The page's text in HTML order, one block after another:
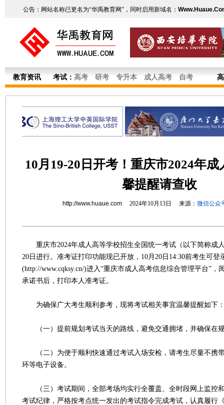
公告：网站名称已更名为“华禹教育网”，同时启用新域名：
教育资讯 考试： 高考 研考 专升本 成人高考 自考
10月19-20日开考！重庆市2024年
馨提醒请查收
http://www.huaue.com2024年10月13日 来源： 微信公众
重庆市2024年成人高等学校招生全国统一考试（以下简称成
20日进行。准考证打印功能现已开放，10月20日14:30前考生可登
(http://www.cqksy.cn/)进入“重庆市成人高考信息综合管理平台”，
承诺书后，打印本人准考证。
为确保广大考生顺利参考，现将考试相关事宜温馨提醒如下
（一）提前规划考试当天的路线，避免交通拥堵，并确保在
（二）为便于顺利快速通过考试入场安检，请考生尽量不携
环等电子设备。
（三）考试期间，全部考场均实行全覆盖、全时段网上监控
考试纪律，严格按考点统一发出的考试指令完成考试，认真履行